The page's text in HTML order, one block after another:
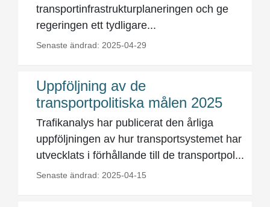
transportinfrastrukturplaneringen och ge
regeringen ett tydligare...
Senaste ändrad: 2025-04-29
Uppföljning av de
transportpolitiska målen 2025
Trafikanalys har publicerat den årliga
uppföljningen av hur transportsystemet har
utvecklats i förhållande till de transportpol...
Senaste ändrad: 2025-04-15